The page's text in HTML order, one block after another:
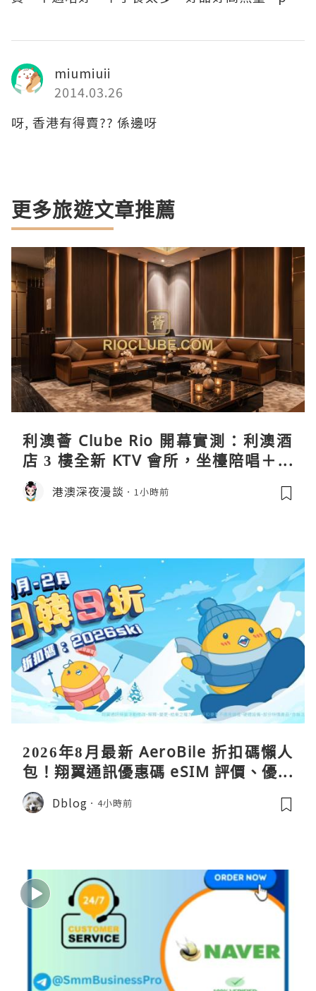
miumiuii
2014.03.26
呀, 香港有得賣?? 係邊呀
更多旅遊文章推薦
利澳薈 Clube Rio 開幕實測：利澳酒
店 3 樓全新 KTV 會所，坐檯陪唱＋水
療套票一次過睇
港澳深夜漫談 1小時前
2026年8月最新 AeroBile 折扣碼懶人
包！翔翼通訊優惠碼 eSIM 評價、優缺
點、蝴蝶wifi機教學完整整理
Dblog 4小時前